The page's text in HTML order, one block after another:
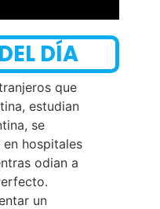
DÍA
que
estudian
se
hospitales
odian a
un